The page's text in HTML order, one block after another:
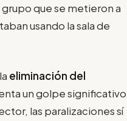
que se metieron a
usando la sala de
eliminación del
un golpe significativo
las paralizaciones sí